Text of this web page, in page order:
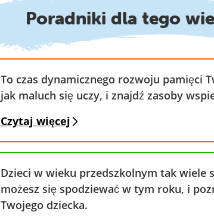
Poradniki dla tego
To czas dynamicznego rozwoju pamięci
jak maluch się uczy, i znajdź zasoby
Czytaj więcej
Dzieci w wieku przedszkolnym tak wiele
możesz się spodziewać w tym roku, i
Twojego dziecka.